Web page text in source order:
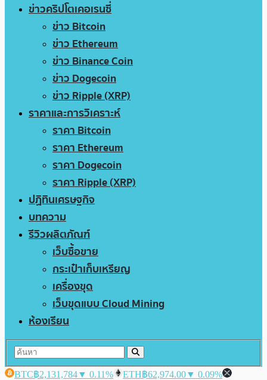
ข่าวคริปโตเคอเรนซี่
ข่าว Bitcoin
ข่าว Ethereum
ข่าว Binance Coin
ข่าว Dogecoin
ข่าว Ripple (XRP)
ราคาและการวิเคราะห์
ราคา Bitcoin
ราคา Ethereum
ราคา Dogecoin
ราคา Ripple (XRP)
ปฏิทินเศรษฐกิจ
บทความ
รีวิวผลิตภัณฑ์
เว็บซื้อขาย
กระเป๋าเก็บเหรียญ
เครื่องขุด
เว็บขุดแบบ Cloud Mining
ห้องเรียน
BTC฿2,131,784▼ 0.11% ETH฿62,974.00▼ 0.09%